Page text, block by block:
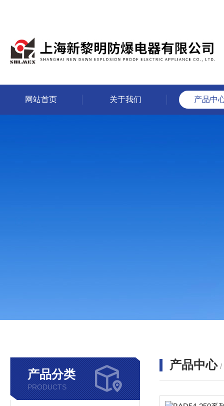
网站首页 关于我们 产品中
产品分类
PRODUCTS
产品中心 /